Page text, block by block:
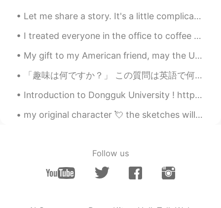
吃的东西我很愿意付很多。
我要说实话
钱不是问题， 有很棒、
好吃的东西时， 我很愿意付很多。
我的 问题是这个菜也没怎么特别，我们
下次不参加了。
下次不参加了。
Mark
Yeah, the guy opposite me
Tao 2019.07.09 16:46
Let me share a story. It's a little complicated but I felt like a genius after solving the Probl...
I treated everyone in the office to coffee today because I'm about to leave my job. My colleague ...
My gift to my American friend, may the US and China both be successful and emerge a friends in th...
「趣味は何ですか？」 この質問は英語で何ですか？ “What is your hobby?” “What do you like doing?” Mark先生の意見: 私は_____が趣味...
Introduction to Dongguk University ! https://m.youtube.com/watch?v=YN8abFzNyM4&feature=share C...
my original character 💘 the sketches will be coloured digitally later 🌟 art insta&twitter: @hauruin
Follow us